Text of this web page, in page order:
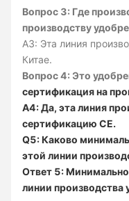
Вопрос 3: Где
производству
A3: Эта линия
Китае.
Вопрос 4: Это
сертификация на
A4: Да, эта линия
сертификацию CE.
Q5: Каково
этой линии
Ответ 5:
линии производства